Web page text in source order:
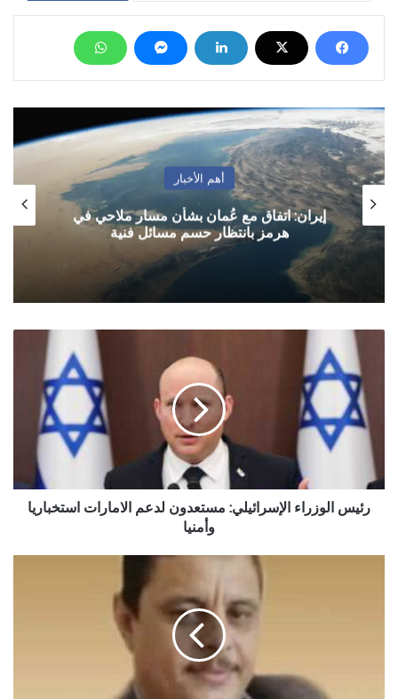
أهم الأخبار
إيران: اتفاق مع عُمان بشأن مسار ملاحي في
هرمز بانتظار حسم مسائل فنية
الوزراء
الإسرائيلي:
مستعدون
لدعم
الامارات
استخباريا
وأمنيا
رئيس الوزراء الإسرائيلي: مستعدون لدعم الامارات استخباريا
وأمنيا